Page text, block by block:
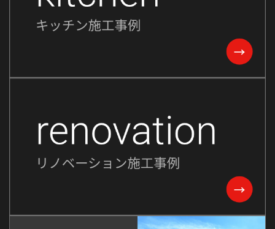
2024年1月
2023年12月
2023年7月
2022年8月